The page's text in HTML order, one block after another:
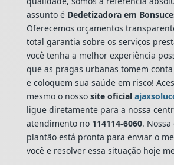
assunto é Dedetizadora em
Oferecemos orçamentos
total garantia sobre os serviços
você tenha a melhor experiência
que as pragas urbanas tomem
e coloquem sua saúde em risco!
mesmo o nossosite oficial
ligue diretamente para a nossa
atendimento no 114114-6060.
plantão está pronta para enviar o
você e resolver essa situação hoje